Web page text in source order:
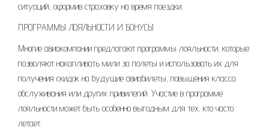
ситуаций, оформив страховку на время поездки.
ПРОГРАММЫ ЛОЯЛЬНОСТИ И БОНУСЫ
Многие авиакомпании предлагают программы лояльности, которые
позволяют накапливать мили за полеты и использовать их для
получения скидок на будущие авиабилеты, повышения класса
обслуживания или других привилегий. Участие в программе
лояльности может быть особенно выгодным для тех, кто часто
летает.